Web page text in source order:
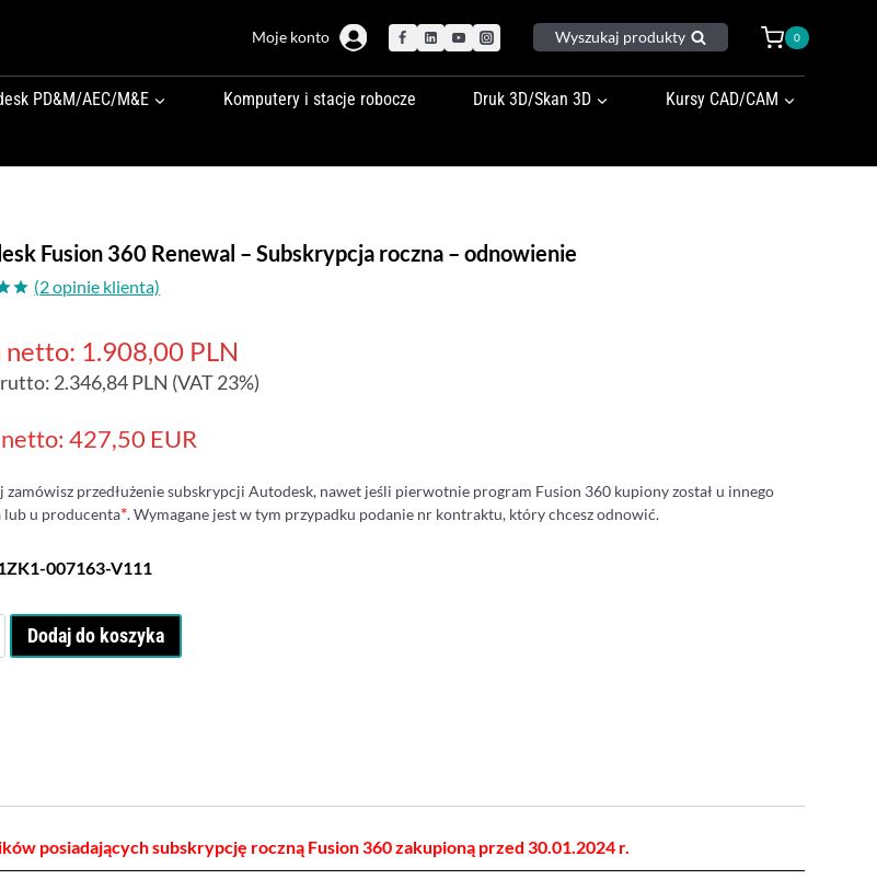
Moje konto Wyszukaj produkty 0
PD&M/AEC/M&E Komputery i stacje robocze Druk 3D/Skan 3D Kursy CAD/CAM
Fusion 360 Renewal – Subskrypcja roczna – odnowienie
(2opinie klienta)
netto: 1.908,00 PLN
2.346,84PLN (VAT 23%)
427,50 EUR
zamówisz przedłużenie subskrypcji Autodesk, nawet jeśli pierwotnie program Fusion 360 kupiony został u innego
lub u producenta*. Wymagane jest w tym przypadku podanie nr kontraktu, który chcesz odnowić.
007163-V111
Dodaj do koszyka
posiadających subskrypcję roczną Fusion 360 zakupioną przed 30.01.2024 r.